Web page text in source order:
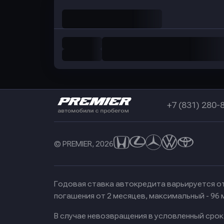
+7 (831) 280-
© PREMIER, 2026
Годовая ставка автокредита варьируется
погашения от 2 месяцев, максимальный - 96
В случае невозвращения в условленный